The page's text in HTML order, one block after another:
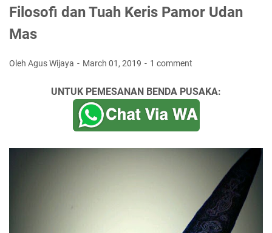
Filosofi dan Tuah Keris Pamor Udan
Mas
Oleh Agus Wijaya March 01, 2019 1 comment
UNTUK PEMESANAN BENDA PUSAKA: